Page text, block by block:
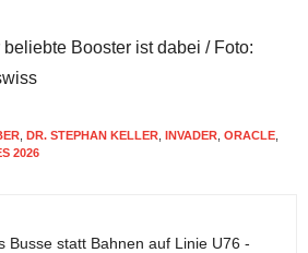
Booster ist dabei / Foto:
DR. STEPHAN KELLER INVADER ORACLE
2026
Busse statt Bahnen auf Linie U76 -